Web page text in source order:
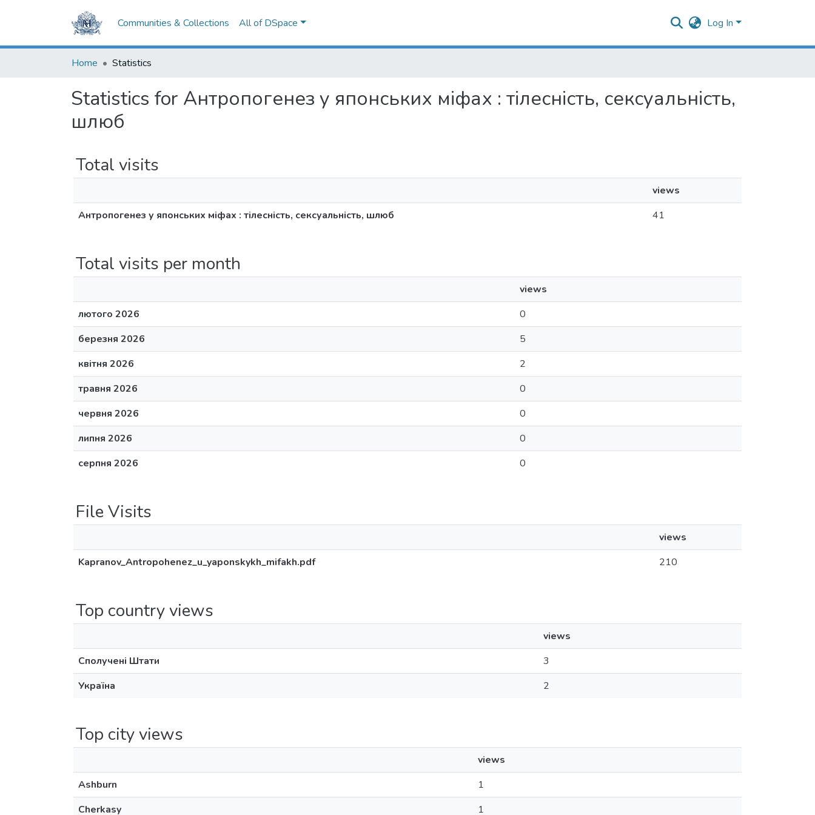
Communities & Collections All of DSpace Log In
Home Statistics
Statistics for Антропогенез у японських міфах : тілесність, сексуальність,
шлюб
Total visits
views
Антропогенез у японських міфах : тілесність, сексуальність, шлюб
41
Total visits per month
views
лютого 2026
0
березня 2026
5
квітня 2026
2
травня 2026
0
червня 2026
0
липня 2026
0
серпня 2026
0
File Visits
views
Kapranov_Antropohenez_u_yaponskykh_mifakh.pdf
210
Top country views
views
Сполучені Штати
3
Україна
2
Top city views
views
Ashburn
1
Cherkasy
1